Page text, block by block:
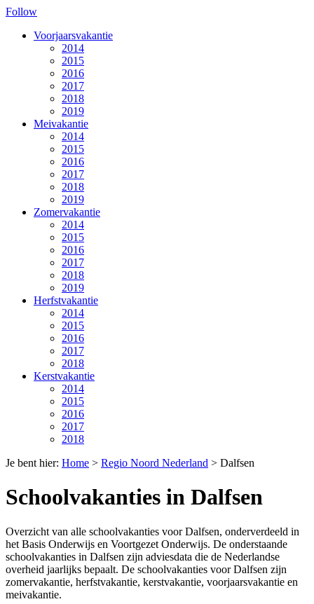
Follow
Voorjaarsvakantie
2014
2015
2016
2017
2018
2019
Meivakantie
2014
2015
2016
2017
2018
2019
Zomervakantie
2014
2015
2016
2017
2018
2019
Herfstvakantie
2014
2015
2016
2017
2018
Kerstvakantie
2014
2015
2016
2017
2018
Je bent hier: Home > Regio Noord Nederland > Dalfsen
Schoolvakanties in Dalfsen
Overzicht van alle schoolvakanties voor Dalfsen, onderverdeeld in
het Basis Onderwijs en Voortgezet Onderwijs. De onderstaande
schoolvakanties in Dalfsen zijn adviesdata die de Nederlandse
overheid jaarlijks bepaalt. De schoolvakanties voor Dalfsen zijn
zomervakantie, herfstvakantie, kerstvakantie, voorjaarsvakantie en
meivakantie.